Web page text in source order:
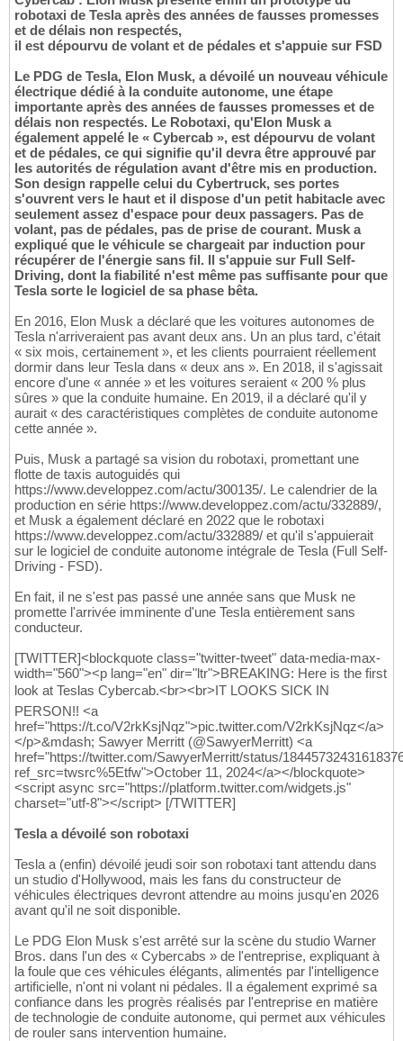
robotaxi de Tesla après des années de fausses promesses
et de délais non respectés,
il est dépourvu de volant et de pédales et s'appuie sur FSD
Le PDG de Tesla, Elon Musk, a dévoilé un nouveau véhicule
électrique dédié à la conduite autonome, une étape
importante après des années de fausses promesses et de
délais non respectés. Le Robotaxi, qu'Elon Musk a
également appelé le « Cybercab », est dépourvu de volant
et de pédales, ce qui signifie qu'il devra être approuvé par
les autorités de régulation avant d'être mis en production.
Son design rappelle celui du Cybertruck, ses portes
s'ouvrent vers le haut et il dispose d'un petit habitacle avec
seulement assez d'espace pour deux passagers. Pas de
volant, pas de pédales, pas de prise de courant. Musk a
expliqué que le véhicule se chargeait par induction pour
récupérer de l'énergie sans fil. Il s'appuie sur Full Self-
Driving, dont la fiabilité n'est même pas suffisante pour que
Tesla sorte le logiciel de sa phase bêta.
En 2016, Elon Musk a déclaré que les voitures autonomes de
Tesla n'arriveraient pas avant deux ans. Un an plus tard, c'était
« six mois, certainement », et les clients pourraient réellement
dormir dans leur Tesla dans « deux ans ». En 2018, il s'agissait
encore d'une « année » et les voitures seraient « 200 % plus
sûres » que la conduite humaine. En 2019, il a déclaré qu'il y
aurait « des caractéristiques complètes de conduite autonome
cette année ».
Puis, Musk a partagé sa vision du robotaxi, promettant une
flotte de taxis autoguidés qui
https://www.developpez.com/actu/300135/. Le calendrier de la
production en série https://www.developpez.com/actu/332889/,
et Musk a également déclaré en 2022 que le robotaxi
https://www.developpez.com/actu/332889/ et qu'il s'appuierait
sur le logiciel de conduite autonome intégrale de Tesla (Full Self-
Driving - FSD).
En fait, il ne s'est pas passé une année sans que Musk ne
promette l'arrivée imminente d'une Tesla entièrement sans
conducteur.
[TWITTER]<blockquote class="twitter-tweet" data-media-max-
width="560"><p lang="en" dir="ltr">BREAKING: Here is the first
look at Teslas Cybercab.<br><br>IT LOOKS SICK IN
PERSON!! <a
href="https://t.co/V2rkKsjNqz">pic.twitter.com/V2rkKsjNqz</a>
</p>&mdash; Sawyer Merritt (@SawyerMerritt) <a
href="https://twitter.com/SawyerMerritt/status/
ref_src=twsrc%5Etfw">October 11, 2024</a></blockquote>
<script async src="https://platform.twitter.com/widgets.js"
charset="utf-8"></script> [/TWITTER]
Tesla a dévoilé son robotaxi
Tesla a (enfin) dévoilé jeudi soir son robotaxi tant attendu dans
un studio d'Hollywood, mais les fans du constructeur de
véhicules électriques devront attendre au moins jusqu'en 2026
avant qu'il ne soit disponible.
Le PDG Elon Musk s'est arrêté sur la scène du studio Warner
Bros. dans l'un des « Cybercabs » de l'entreprise, expliquant à
la foule que ces véhicules élégants, alimentés par l'intelligence
artificielle, n'ont ni volant ni pédales. Il a également exprimé sa
confiance dans les progrès réalisés par l'entreprise en matière
de technologie de conduite autonome, qui permet aux véhicules
de rouler sans intervention humaine.